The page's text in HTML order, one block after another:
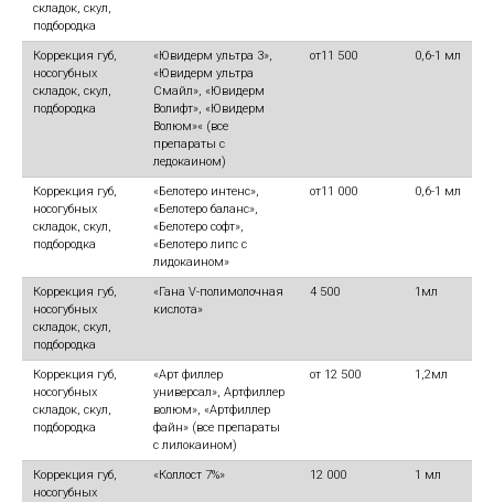
складок, скул,
подбородка
Коррекция губ,
носогубных
складок, скул,
подбородка
«Ювидерм ультра 3»,
«Ювидерм ультра
Смайл», «Ювидерм
Волифт», «Ювидерм
Волюм»« (все
препараты с
ледокаином)
от11 500 0,6-1 мл
Коррекция губ,
носогубных
складок, скул,
подбородка
«Белотеро интенс»,
«Белотеро баланс»,
«Белотеро софт»,
«Белотеро липс с
лидокаином»
от11 000 0,6-1 мл
Коррекция губ,
носогубных
складок, скул,
подбородка
«Гана V-полимолочная
кислота»
4 500 1мл
Коррекция губ,
носогубных
складок, скул,
подбородка
«Арт филлер
универсал», Артфиллер
волюм», «Артфиллер
файн» (все препараты
с лилокаином)
от 12 500 1,2мл
Коррекция губ,
носогубных
«Коллост 7%» 12 000 1 мл